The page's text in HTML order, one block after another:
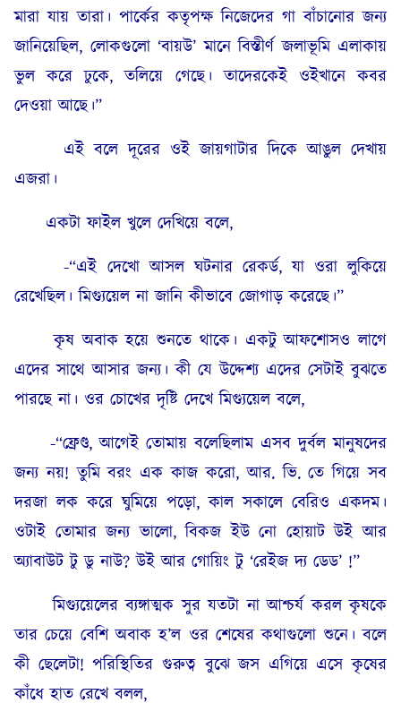
মারা যায় তারা। পার্কের কতৃপক্ষ নিজেদের গা বাঁচানোর জন্য
জানিয়েছিল, লোকগুলো ‘বায়উ’ মানে বিস্তীর্ণ জলাভূমি এলাকায়
ভুল করে ঢুকে, তলিয়ে গেছে। তাদেরকেই ওইখানে কবর
দেওয়া আছে।”
এই বলে দূরের ওই জায়গাটার দিকে আঙুল দেখায়
এজরা।
একটা ফাইল খুলে দেখিয়ে বলে,
-“এই দেখো আসল ঘটনার রেকর্ড, যা ওরা লুকিয়ে
রেখেছিল। মিগ্যুয়েল না জানি কীভাবে জোগাড় করেছে।”
কৃষ অবাক হয়ে শুনতে থাকে। একটু আফশোসও লাগে
এদের সাথে আসার জন্য। কী যে উদ্দেশ্য এদের সেটাই বুঝতে
পারছে না। ওর চোখের দৃষ্টি দেখে মিগ্যুয়েল বলে,
-“ফ্রেণ্ড, আগেই তোমায় বলেছিলাম এসব দুর্বল মানুষদের
জন্য নয়! তুমি বরং এক কাজ করো, আর. ভি. তে গিয়ে সব
দরজা লক করে ঘুমিয়ে পড়ো, কাল সকালে বেরিও একদম।
ওটাই তোমার জন্য ভালো, বিকজ ইউ নো হোয়াট উই আর
অ্যাবাউট টু ডু নাউ? উই আর গোয়িং টু ‘রেইজ দ্য ডেড’ !”
মিগ্যুয়েলের ব্যঙ্গাত্মক সুর যতটা না আশ্চর্য করল কৃষকে
তার চেয়ে বেশি অবাক হ’ল ওর শেষের কথাগুলো শুনে। বলে
কী ছেলেটা! পরিস্থিতির গুরুত্ব বুঝে জস এগিয়ে এসে কৃষের
কাঁধে হাত রেখে বলল,